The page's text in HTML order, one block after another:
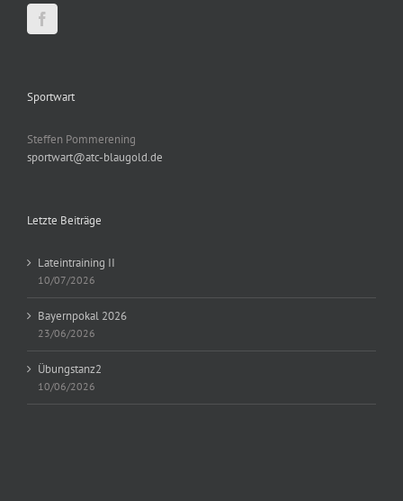
Sportwart
Steffen Pommerening
sportwart@atc-blaugold.de
Letzte Beiträge
Lateintraining II
10/07/2026
Bayernpokal 2026
23/06/2026
Übungstanz2
10/06/2026